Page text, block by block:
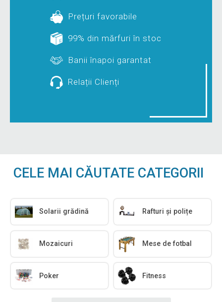
Prețuri favorabile
99% din mărfuri în stoc
Banii înapoi garantat
Relații Clienți
CELE MAI CĂUTATE CATEGORII
Solarii grădină Rafturi și polițe
Mozaicuri Mese de fotbal
Poker Fitness